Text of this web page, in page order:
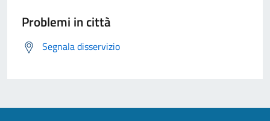
Problemi in città
Segnala disservizio